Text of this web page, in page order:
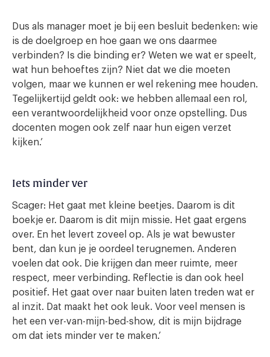
Dus als manager moet je bij een besluit bedenken: wie
is de doelgroep en hoe gaan we ons daarmee
verbinden? Is die binding er? Weten we wat er speelt,
wat hun behoeftes zijn? Niet dat we die moeten
volgen, maar we kunnen er wel rekening mee houden.
Tegelijkertijd geldt ook: we hebben allemaal een rol,
een verantwoordelijkheid voor onze opstelling. Dus
docenten mogen ook zelf naar hun eigen verzet
kijken.’
Iets minder ver
Scager: Het gaat met kleine beetjes. Daarom is dit
boekje er. Daarom is dit mijn missie. Het gaat ergens
over. En het levert zoveel op. Als je wat bewuster
bent, dan kun je je oordeel terugnemen. Anderen
voelen dat ook. Die krijgen dan meer ruimte, meer
respect, meer verbinding. Reflectie is dan ook heel
positief. Het gaat over naar buiten laten treden wat er
al inzit. Dat maakt het ook leuk. Voor veel mensen is
het een ver-van-mijn-bed-show, dit is mijn bijdrage
om dat iets minder ver te maken.’